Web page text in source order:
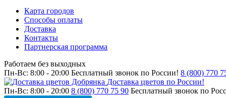
Карта городов
Способы оплаты
Доставка
Контакты
Партнерская программа
Работаем без выходных
Пн-Вс: 8:00 - 20:00 Бесплатный звонок по России! 8 (800) 770
Доставка цветов по России!
Пн-Вс: 8:00 - 20:00 8 (800) 770 75 90 Бесплатный звонок по